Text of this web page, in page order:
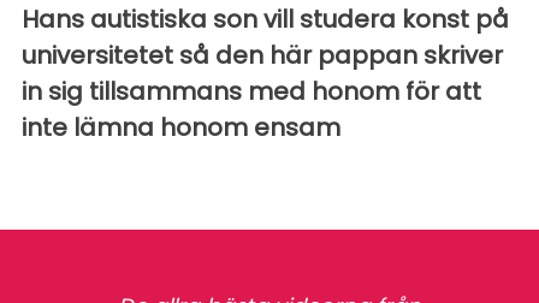
Hans autistiska son vill studera konst på
universitetet så den här pappan skriver
in sig tillsammans med honom för att
inte lämna honom ensam